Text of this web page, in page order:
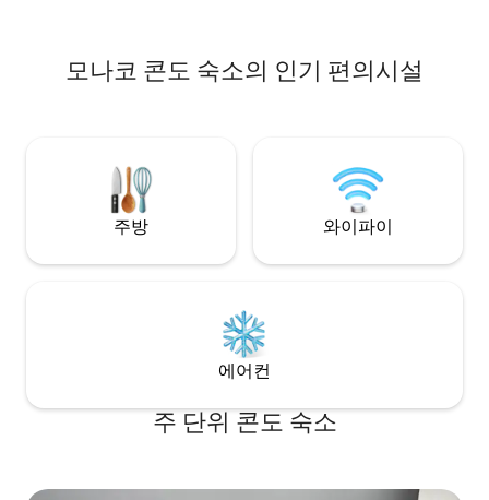
모나코 콘도 숙소의 인기 편의시설
주방 와이파이
에어컨
주 단위 콘도 숙소